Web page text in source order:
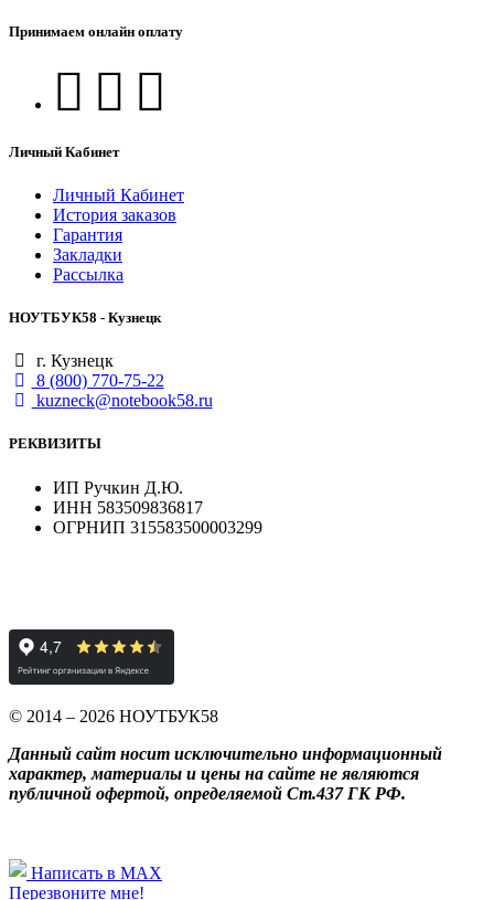
Принимаем онлайн оплату
Личный Кабинет
Личный Кабинет
История заказов
Гарантия
Закладки
Рассылка
НОУТБУК58 - Кузнецк
г. Кузнецк
8 (800) 770-75-22
kuzneck@notebook58.ru
РЕКВИЗИТЫ
ИП Ручкин Д.Ю.
ИНН 583509836817
ОГРНИП 315583500003299
© 2014 – 2026 НОУТБУК58
Данный сайт носит исключительно информационный
характер, материалы и цены на сайте не являются
публичной офертой, определяемой Ст.437 ГК РФ.
Написать в MAX
Перезвоните мне!